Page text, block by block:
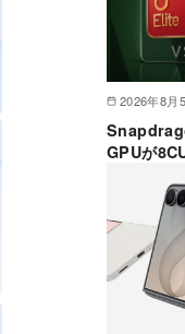
2026年8月
GPUが